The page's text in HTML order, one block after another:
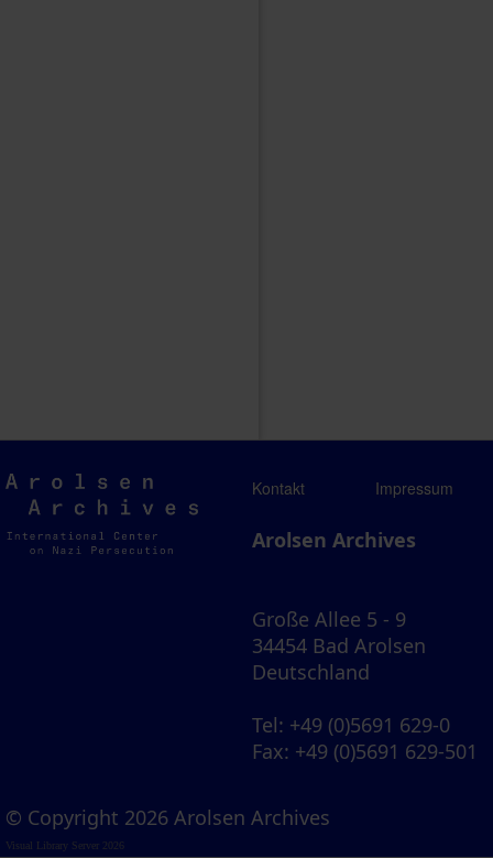
Arolsen
Archives
Kontakt Impressum
Arolsen Archives
Große Allee 5 - 9
34454 Bad Arolsen
Deutschland
Tel: +49 (0)5691 629-0
Fax: +49 (0)5691 629-501
© Copyright 2026 Arolsen Archives
Visual Library Server 2026